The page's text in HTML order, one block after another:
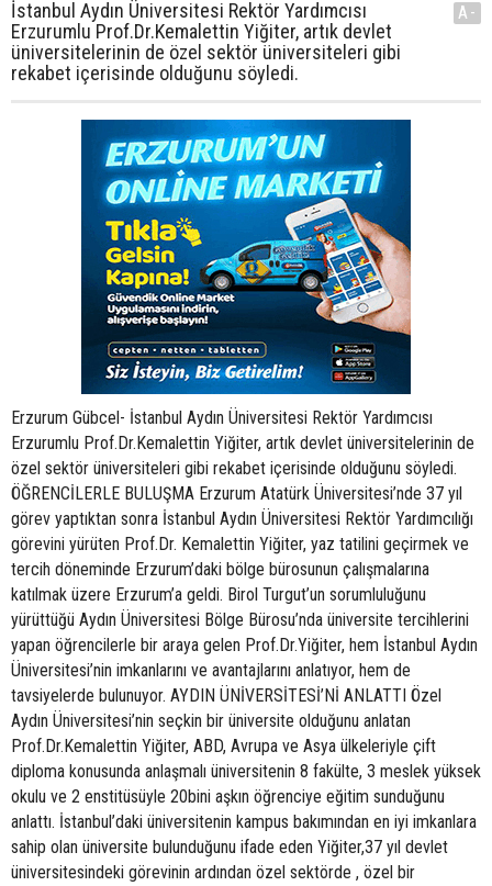
İstanbul Aydın Üniversitesi Rektör Yardımcısı
Erzurumlu Prof.Dr.Kemalettin Yiğiter, artık devlet
üniversitelerinin de özel sektör üniversiteleri gibi
rekabet içerisinde olduğunu söyledi.
A-
Erzurum Gübcel- İstanbul Aydın Üniversitesi Rektör Yardımcısı
Erzurumlu Prof.Dr.Kemalettin Yiğiter, artık devlet üniversitelerinin de
özel sektör üniversiteleri gibi rekabet içerisinde olduğunu söyledi.
ÖĞRENCİLERLE BULUŞMA Erzurum Atatürk Üniversitesi’nde 37 yıl
görev yaptıktan sonra İstanbul Aydın Üniversitesi Rektör Yardımcılığı
görevini yürüten Prof.Dr. Kemalettin Yiğiter, yaz tatilini geçirmek ve
tercih döneminde Erzurum’daki bölge bürosunun çalışmalarına
katılmak üzere Erzurum’a geldi. Birol Turgut’un sorumluluğunu
yürüttüğü Aydın Üniversitesi Bölge Bürosu’nda üniversite tercihlerini
yapan öğrencilerle bir araya gelen Prof.Dr.Yiğiter, hem İstanbul Aydın
Üniversitesi’nin imkanlarını ve avantajlarını anlatıyor, hem de
tavsiyelerde bulunuyor. AYDIN ÜNİVERSİTESİ’Nİ ANLATTI Özel
Aydın Üniversitesi’nin seçkin bir üniversite olduğunu anlatan
Prof.Dr.Kemalettin Yiğiter, ABD, Avrupa ve Asya ülkeleriyle çift
diploma konusunda anlaşmalı üniversitenin 8 fakülte, 3 meslek yüksek
okulu ve 2 enstitüsüyle 20bini aşkın öğrenciye eğitim sunduğunu
anlattı. İstanbul’daki üniversitenin kampus bakımından en iyi imkanlara
sahip olan üniversite bulunduğunu ifade eden Yiğiter,37 yıl devlet
üniversitesindeki görevinin ardından özel sektörde , özel bir